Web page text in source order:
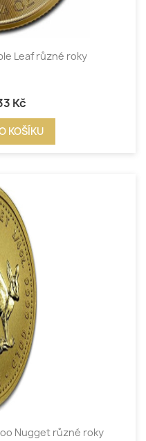
Leaf různé roky
Kč
KOŠÍKU
Nugget různé roky